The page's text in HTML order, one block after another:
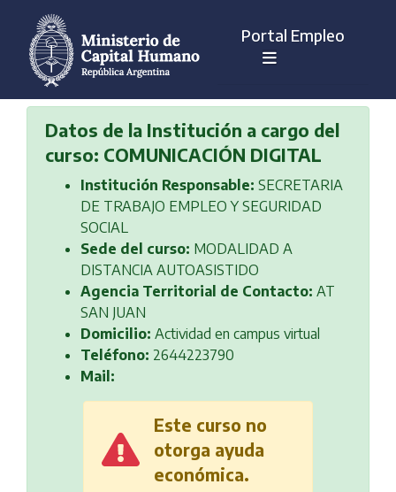
Portal Empleo
Datos de la Institución a cargo del
curso: COMUNICACIÓN DIGITAL
Institución Responsable: SECRETARIA
DE TRABAJO EMPLEO Y SEGURIDAD
SOCIAL
Sede del curso: MODALIDAD A
DISTANCIA AUTOASISTIDO
Agencia Territorial de Contacto: AT
SAN JUAN
Domicilio: Actividad en campus virtual
Teléfono: 2644223790
Mail:
Este curso no
otorga ayuda
económica.